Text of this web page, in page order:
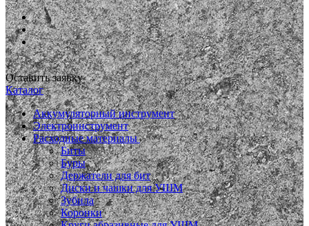
Оставить заявку
Каталог
Аккумуляторный инструмент
Электроинструмент
Расходные материалы
Биты
Буры
Держатели для бит
Диски и чашки для УШМ
Зубила
Коронки